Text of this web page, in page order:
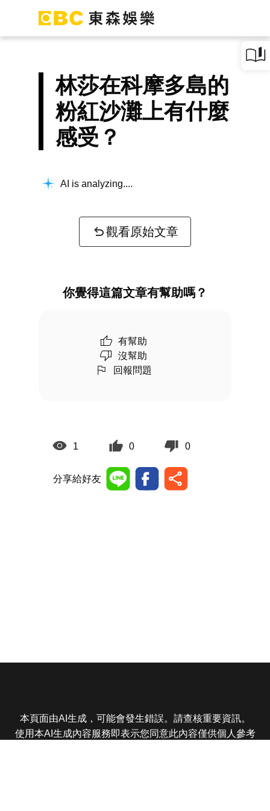
林莎在科摩多島的
粉紅沙灘上有什麼
感受？
AI is analyzing...
觀看原始文章
你覺得這篇文章有幫助嗎？
有幫助
沒幫助
回報問題
1 0 0
分享給好友
本頁面由AI生成，可能會發生錯誤。請查核重要資訊。
使用本AI生成內容服務即表示您同意此內容僅供個人參考